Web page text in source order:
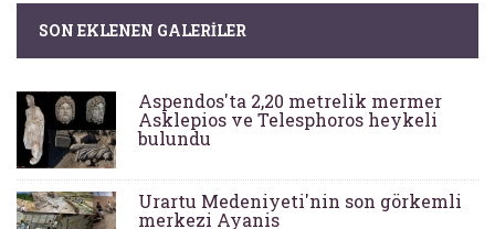
SON EKLENEN GALERILER
Aspendos'ta 2,20 metrelik mermer
Asklepios ve Telesphoros heykeli
bulundu
Urartu Medeniyeti'nin son görkemli
merkezi Ayanis